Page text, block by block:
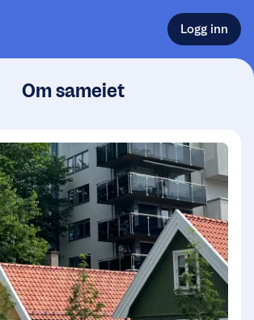
Logg inn
Om sameiet